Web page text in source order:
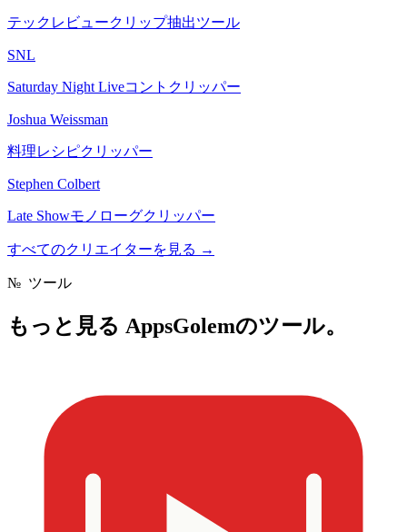
テックレビュークリップ抽出ツール
SNL
Saturday Night Liveコントクリッパー
Joshua Weissman
料理レシピクリッパー
Stephen Colbert
Late Showモノローグクリッパー
すべてのクリエイターを見る →
№ ツール
もっと見る AppsGolemのツール。